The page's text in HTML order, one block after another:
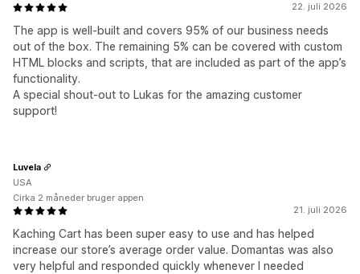
22. juli 2026
The app is well-built and covers 95% of our business needs
out of the box. The remaining 5% can be covered with custom
HTML blocks and scripts, that are included as part of the app’s
functionality.
A special shout-out to Lukas for the amazing customer
support!
21. juli 2026
Kaching Cart has been super easy to use and has helped
increase our store’s average order value. Domantas was also
very helpful and responded quickly whenever I needed
Luvela
USA
Cirka 2 måneder bruger appen